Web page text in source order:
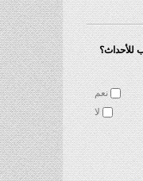
للأحداث؟
نعم
لا